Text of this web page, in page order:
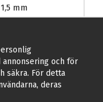
mm
KÖP
och för
säkra. För detta
deras